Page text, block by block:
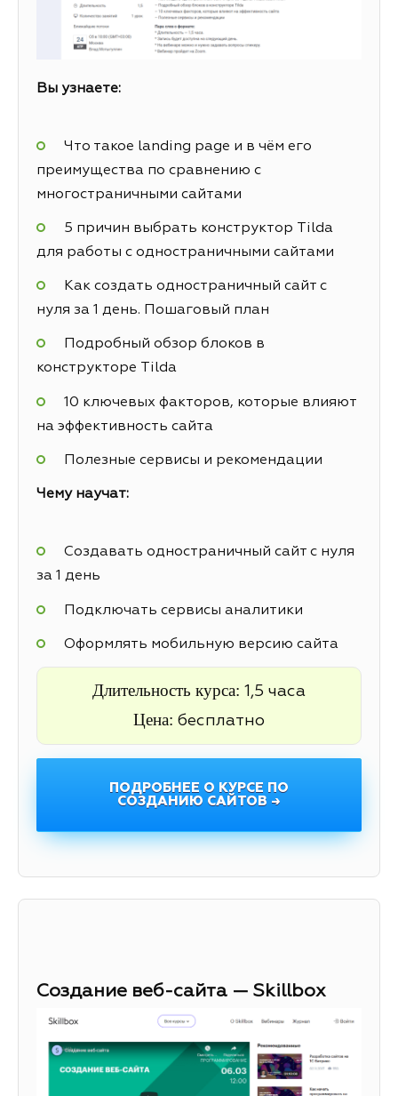
Вы узнаете:
Что такое landing page и в чём его
преимущества по сравнению с
многостраничными сайтами
5 причин выбрать конструктор Tilda
для работы с одностраничными сайтами
Как создать одностраничный сайт с
нуля за 1 день. Пошаговый план
Подробный обзор блоков в
конструкторе Tilda
10 ключевых факторов, которые влияют
на эффективность сайта
Полезные сервисы и рекомендации
Чему научат:
Создавать одностраничный сайт с нуля
за 1 день
Подключать сервисы аналитики
Оформлять мобильную версию сайта
Длительность курса: 1,5 часа
Цена: бесплатно
ПОДРОБНЕЕ О КУРСЕ ПО
СОЗДАНИЮ САЙТОВ →
Создание веб-сайта — Skillbox